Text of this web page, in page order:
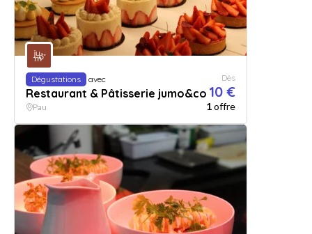
Dégustations avec
Restaurant & Pâtisserie jumo&co
Dès
10 €
Pau 1offre